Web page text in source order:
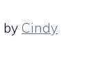
by Cindy